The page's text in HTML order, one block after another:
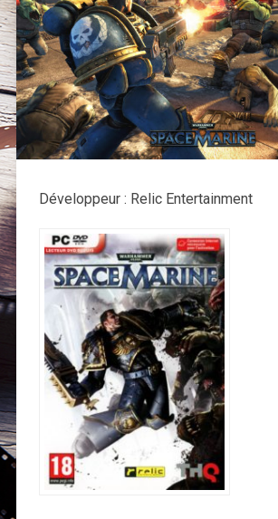
Développeur : Relic Entertainment